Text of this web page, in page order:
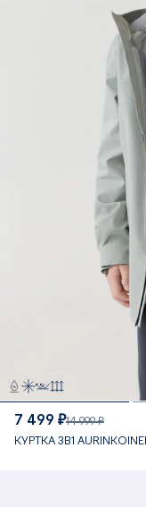
7 499 ₽14 999 ₽
КУРТКА 3В1